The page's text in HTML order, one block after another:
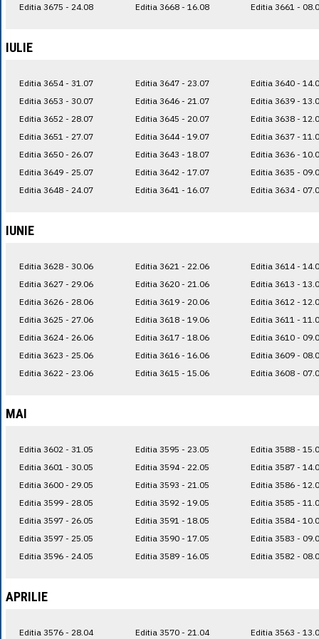
Editia 3675 - 24.08
Editia 3668 - 16.08
Editia 3661 -
IULIE
Editia 3654 - 31.07
Editia 3653 - 30.07
Editia 3652 - 28.07
Editia 3651 - 27.07
Editia 3650 - 26.07
Editia 3649 - 25.07
Editia 3648 - 24.07
Editia 3647 - 23.07
Editia 3646 - 21.07
Editia 3645 - 20.07
Editia 3644 - 19.07
Editia 3643 - 18.07
Editia 3642 - 17.07
Editia 3641 - 16.07
Editia 3640 -
Editia 3639 -
Editia 3638 -
Editia 3637 -
Editia 3636 -
Editia 3635 -
Editia 3634 -
IUNIE
Editia 3628 - 30.06
Editia 3627 - 29.06
Editia 3626 - 28.06
Editia 3625 - 27.06
Editia 3624 - 26.06
Editia 3623 - 25.06
Editia 3622 - 23.06
Editia 3621 - 22.06
Editia 3620 - 21.06
Editia 3619 - 20.06
Editia 3618 - 19.06
Editia 3617 - 18.06
Editia 3616 - 16.06
Editia 3615 - 15.06
Editia 3614 -
Editia 3613 -
Editia 3612 -
Editia 3611 -
Editia 3610 -
Editia 3609 -
Editia 3608 -
MAI
Editia 3602 - 31.05
Editia 3601 - 30.05
Editia 3600 - 29.05
Editia 3599 - 28.05
Editia 3597 - 26.05
Editia 3597 - 25.05
Editia 3596 - 24.05
Editia 3595 - 23.05
Editia 3594 - 22.05
Editia 3593 - 21.05
Editia 3592 - 19.05
Editia 3591 - 18.05
Editia 3590 - 17.05
Editia 3589 - 16.05
Editia 3588 -
Editia 3587 -
Editia 3586 -
Editia 3585 -
Editia 3584 -
Editia 3583 -
Editia 3582 -
APRILIE
Editia 3576 - 28.04 Editia 3570 - 21.04 Editia 3563 -